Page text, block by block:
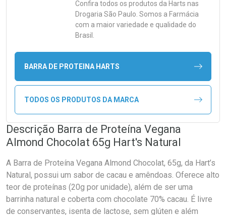
Confira todos os produtos da Harts nas
Drogaria São Paulo. Somos a Farmácia
com a maior variedade e qualidade do
Brasil.
BARRA DE PROTEINA HARTS
TODOS OS PRODUTOS DA MARCA
Descrição Barra de Proteína Vegana
Almond Chocolat 65g Hart's Natural
A Barra de Proteína Vegana Almond Chocolat, 65g, da Hart’s
Natural, possui um sabor de cacau e amêndoas. Oferece alto
teor de proteínas (20g por unidade), além de ser uma
barrinha natural e coberta com chocolate 70% cacau. É livre
de conservantes, isenta de lactose, sem glúten e além